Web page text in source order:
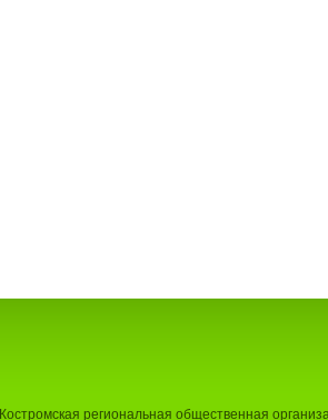
Костромская региональная общественная